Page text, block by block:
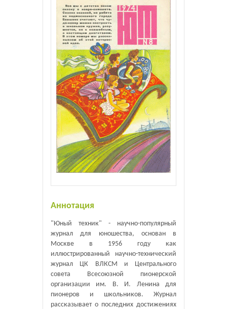
Аннотация
"Юный техник" - научно-популярный
журнал для юношества, основан в
Москве в 1956 году как
иллюстрированный научно-технический
журнал ЦК ВЛКСМ и Центрального
совета Всесоюзной пионерской
организации им. В. И. Ленина для
пионеров и школьников. Журнал
рассказывает о последних достижениях